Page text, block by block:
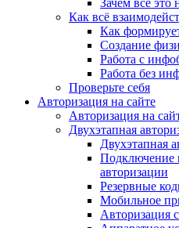
Зачем всё это
Как всё
Как
Создание
Работа с
Работа без
Проверьте себя
Авторизация на сайте
Авторизация на
Двухэтапная
Двухэтапная
Подключение
авторизации
Резервные
Мобильное
Авторизация